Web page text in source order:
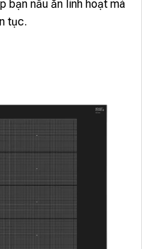
bạn nấu ăn linh hoạt mà
tục.